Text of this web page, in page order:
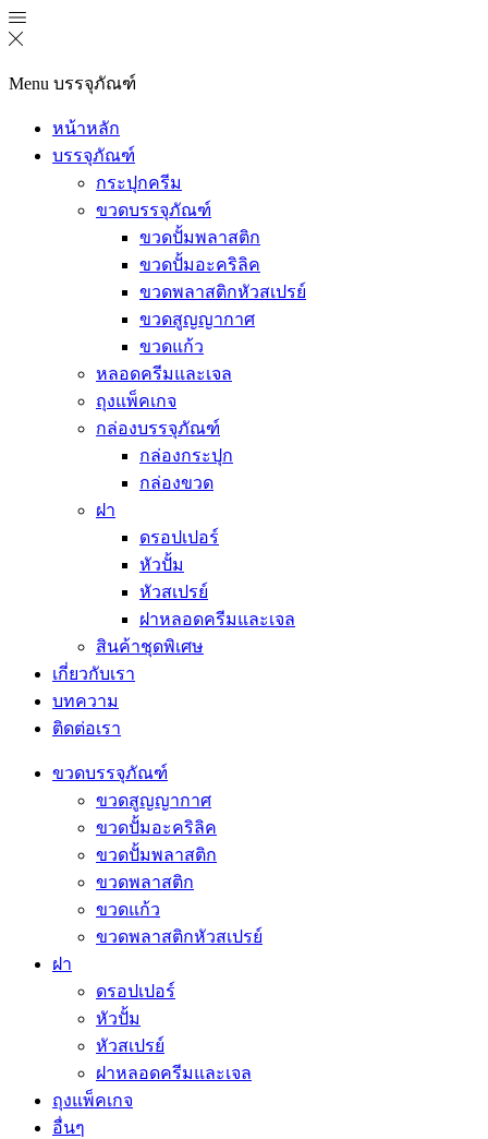
Menu บรรจุภัณฑ์
หน้าหลัก
บรรจุภัณฑ์
กระปุกครีม
ขวดบรรจุภัณฑ์
ขวดปั้มพลาสติก
ขวดปั้มอะคริลิค
ขวดพลาสติกหัวสเปรย์
ขวดสูญญากาศ
ขวดแก้ว
หลอดครีมและเจล
ถุงแพ็คเกจ
กล่องบรรจุภัณฑ์
กล่องกระปุก
กล่องขวด
ฝา
ดรอปเปอร์
หัวปั้ม
หัวสเปรย์
ฝาหลอดครีมและเจล
สินค้าชุดพิเศษ
เกี่ยวกับเรา
บทความ
ติดต่อเรา
ขวดบรรจุภัณฑ์
ขวดสูญญากาศ
ขวดปั้มอะคริลิค
ขวดปั้มพลาสติก
ขวดพลาสติก
ขวดแก้ว
ขวดพลาสติกหัวสเปรย์
ฝา
ดรอปเปอร์
หัวปั้ม
หัวสเปรย์
ฝาหลอดครีมและเจล
ถุงแพ็คเกจ
อื่นๆ